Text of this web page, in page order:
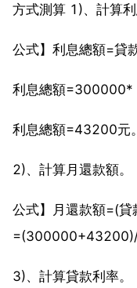
方式測算 1)、計算利
公式】利息總額=貸
利息總額=300000*
利息總額=43200元。
2)、計算月還款額。
公式】月還款額=(
=(300000+43200)/
3)、計算貸款利率。